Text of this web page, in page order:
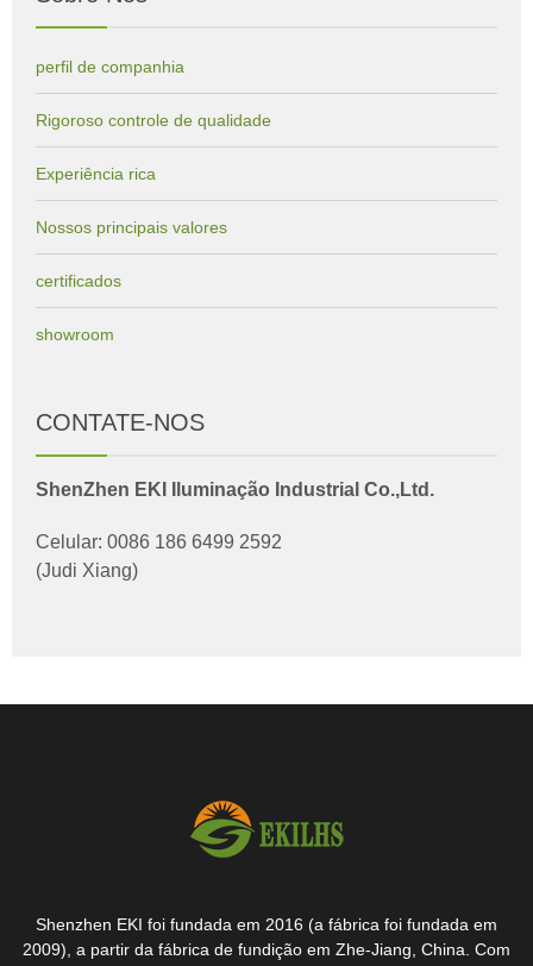
perfil de companhia
Rigoroso controle de qualidade
Experiência rica
Nossos principais valores
certificados
showroom
CONTATE-NOS
ShenZhen EKI Iluminação Industrial Co.,Ltd.
Celular: 0086 186 6499 2592
(Judi Xiang)
Shenzhen EKI foi fundada em 2016 (a fábrica foi fundada em
2009), a partir da fábrica de fundição em Zhe-Jiang, China. Com